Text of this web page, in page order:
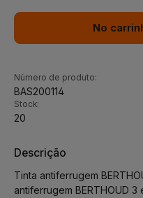
No
Número de produto:
BAS200114
Stock:
20
Descrição
Tinta antiferrugem
antiferrugem BERTHOUD 3